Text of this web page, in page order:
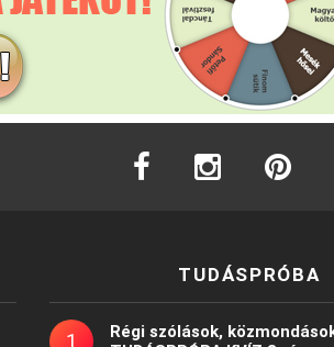
facebook instagram
TUDÁSPRÓBA
Régi szólások,